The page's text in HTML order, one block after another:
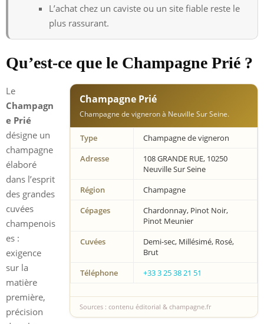
L’achat chez un caviste ou un site fiable reste le
plus rassurant.
Qu’est-ce que le Champagne Prié ?
Champagne Prié
Champagne de vigneron à Neuville Sur Seine.
Type
Champagne de vigneron
Adresse
108 GRANDE RUE, 10250
Neuville Sur Seine
Région
Champagne
Cépages
Chardonnay, Pinot Noir,
Pinot Meunier
Cuvées
Demi-sec, Millésimé, Rosé,
Brut
Téléphone
+33 3 25 38 21 51
Sources : contenu éditorial & champagne.fr
Le
Champagn
e Prié
désigne un
champagne
élaboré
dans l’esprit
des grandes
cuvées
champenois
es :
exigence
sur la
matière
première,
précision